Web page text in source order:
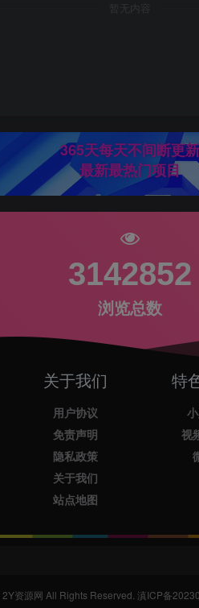
暂无内容
365天每天不间断更新
最新最热门项目
3142852
浏览总数
关于我们
用户协议
免责声明
隐私政策
关于我们
站点地图
特
视
2Y资源网 All Rights Reserved. 滇ICP备